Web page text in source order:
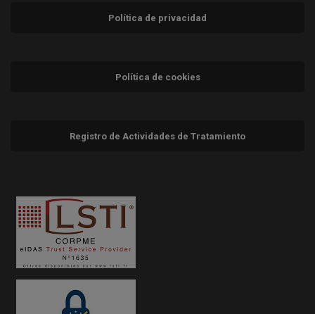
Política de privacidad
Política de cookies
Registro de Actividades de Tratamiento